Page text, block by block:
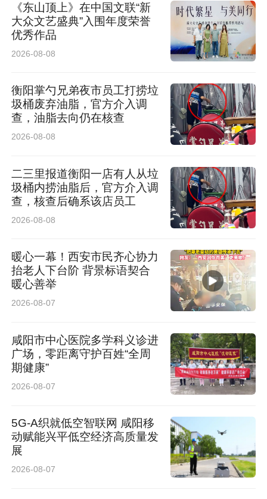
《东山顶上》在中国文联“新
大众文艺盛典”入围年度荣誉
优秀作品
2026-08-08
衡阳掌勺兄弟夜市员工打捞垃
圾桶废弃油脂，官方介入调
查，油脂去向仍在核查
2026-08-08
二三里报道衡阳一店有人从垃
圾桶内捞油脂后，官方介入调
查，核查后确系该店员工
2026-08-08
暖心一幕！西安市民齐心协力
抬老人下台阶 背景标语契合
暖心善举
2026-08-07
咸阳市中心医院多学科义诊进
广场，零距离守护百姓“全周
期健康”
2026-08-07
5G-A织就低空智联网 咸阳移
动赋能兴平低空经济高质量发
展
2026-08-07